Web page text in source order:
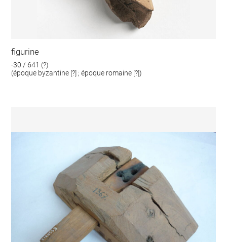
figurine
-30 / 641 (?)
(époque byzantine [?] ; époque romaine [?])